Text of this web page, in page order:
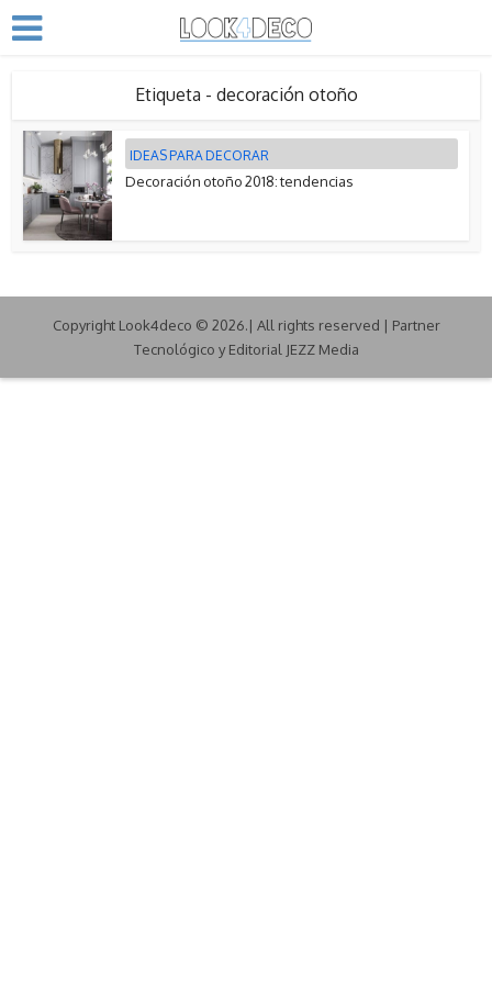
Etiqueta - decoración otoño
IDEAS PARA DECORAR
Decoración otoño 2018: tendencias
Copyright Look4deco © 2026.| All rights reserved | Partner
Tecnológico y Editorial JEZZ Media